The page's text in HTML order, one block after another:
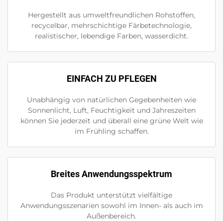
Hergestellt aus umweltfreundlichen Rohstoffen,
recycelbar, mehrschichtige Färbetechnologie,
realistischer, lebendige Farben, wasserdicht.
EINFACH ZU PFLEGEN
Unabhängig von natürlichen Gegebenheiten wie
Sonnenlicht, Luft, Feuchtigkeit und Jahreszeiten
können Sie jederzeit und überall eine grüne Welt wie
im Frühling schaffen.
Breites Anwendungsspektrum
Das Produkt unterstützt vielfältige
Anwendungsszenarien sowohl im Innen- als auch im
Außenbereich.